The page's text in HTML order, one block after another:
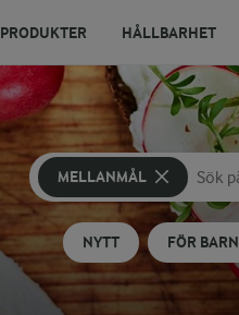
PRODUKTER HÅLLBARHET
MELLANMÅL
Sök
Skriv
NYTT FÖR BARN